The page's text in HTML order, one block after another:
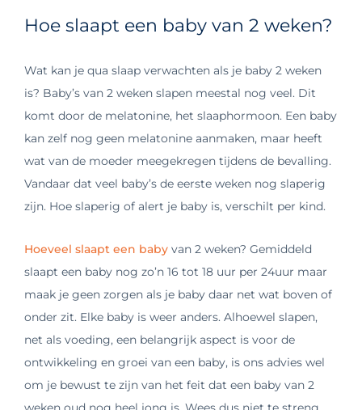
Hoe slaapt een baby van 2 weken?
Wat kan je qua slaap verwachten als je baby 2 weken
is? Baby’s van 2 weken slapen meestal nog veel. Dit
komt door de melatonine, het slaaphormoon. Een baby
kan zelf nog geen melatonine aanmaken, maar heeft
wat van de moeder meegekregen tijdens de bevalling.
Vandaar dat veel baby’s de eerste weken nog slaperig
zijn. Hoe slaperig of alert je baby is, verschilt per kind.
Hoeveel slaapt een baby van 2 weken? Gemiddeld
slaapt een baby nog zo’n 16 tot 18 uur per 24uur maar
maak je geen zorgen als je baby daar net wat boven of
onder zit. Elke baby is weer anders. Alhoewel slapen,
net als voeding, een belangrijk aspect is voor de
ontwikkeling en groei van een baby, is ons advies wel
om je bewust te zijn van het feit dat een baby van 2